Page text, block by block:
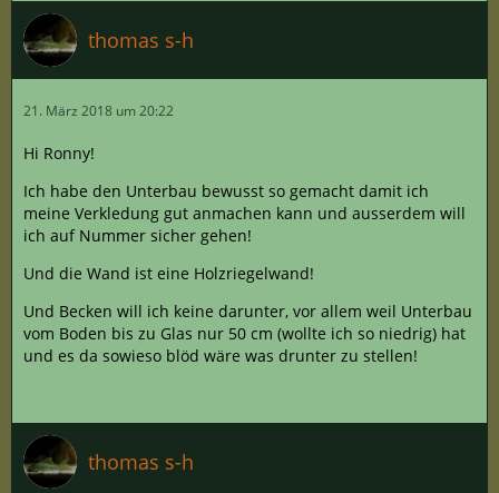
thomas s-h
21. März 2018 um 20:22
Hi Ronny!
Ich habe den Unterbau bewusst so gemacht damit ich
meine Verkledung gut anmachen kann und ausserdem will
ich auf Nummer sicher gehen!
Und die Wand ist eine Holzriegelwand!
Und Becken will ich keine darunter, vor allem weil Unterbau
vom Boden bis zu Glas nur 50 cm (wollte ich so niedrig) hat
und es da sowieso blöd wäre was drunter zu stellen!
thomas s-h